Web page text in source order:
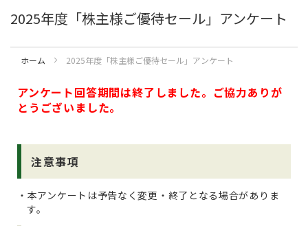
2025年度「株主様ご優待セール」アンケート
ホーム 2025年度「株主様ご優待セール」アンケート
アンケート回答期間は終了しました。ご協力ありが
とうございました。
注意事項
本アンケートは予告なく変更・終了となる場合がありま
す。